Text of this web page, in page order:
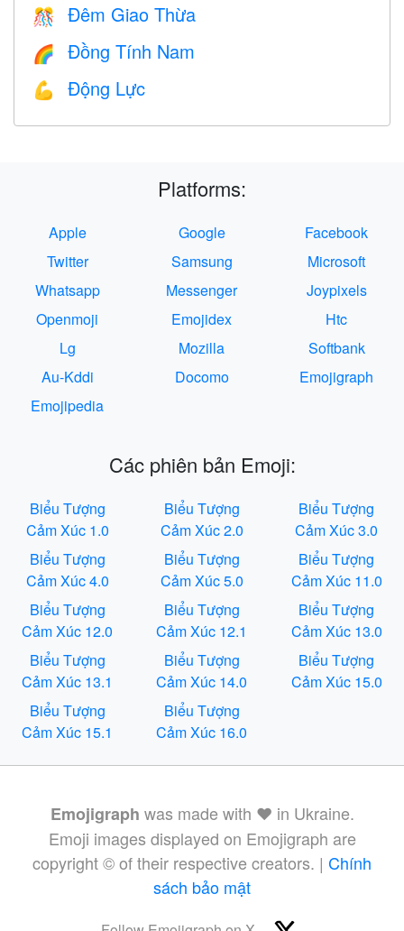
🎊 Đêm Giao Thừa
🌈 Đồng Tính Nam
💪 Động Lực
Platforms:
Apple Google
Facebook
Twitter
Samsung
Microsoft
Whatsapp
Messenger
Joypixels
Openmoji
Emojidex
Htc
Lg
Mozilla
Softbank
Au-Kddi
Docomo
Emojigraph
Emojipedia
Các phiên bản Emoji:
Biểu Tượng
Cảm Xúc 1.0
Biểu Tượng
Cảm Xúc 2.0
Biểu Tượng
Cảm Xúc 3.0
Biểu Tượng
Cảm Xúc 4.0
Biểu Tượng
Cảm Xúc 5.0
Biểu Tượng
Cảm Xúc 11.0
Biểu Tượng
Cảm Xúc 12.0
Biểu Tượng
Cảm Xúc 12.1
Biểu Tượng
Cảm Xúc 13.0
Biểu Tượng
Cảm Xúc 13.1
Biểu Tượng
Cảm Xúc 14.0
Biểu Tượng
Cảm Xúc 15.0
Biểu Tượng
Cảm Xúc 15.1
Biểu Tượng
Cảm Xúc 16.0
Emojigraph was made with ❤️ in Ukraine.
Emoji images displayed on Emojigraph are
copyright © of their respective creators. | Chính
sách bảo mật